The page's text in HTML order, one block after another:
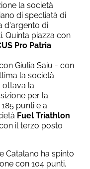
la società
di specliatà di
d'argento di
Quinta piazza con
Pro Patria
Giulia Saiu - con
la società
ottava la
per la
punti e a
Fuel Triathlon
il terzo posto
Catalano ha spinto
con 104 punti.